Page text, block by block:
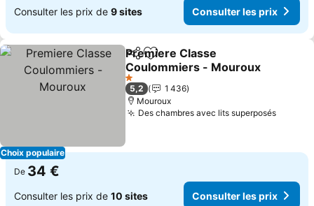
Consulter les prix de 9 sites Consulter les prix
Choix populaire
PartagerAjouter à mes favoris
Premiere Classe
Coulommiers - Mouroux
1 Étoiles
5,2
1 436
Mouroux
Des chambres avec lits superposés
De 34 €
Consulter les prix de 10 sites Consulter les prix